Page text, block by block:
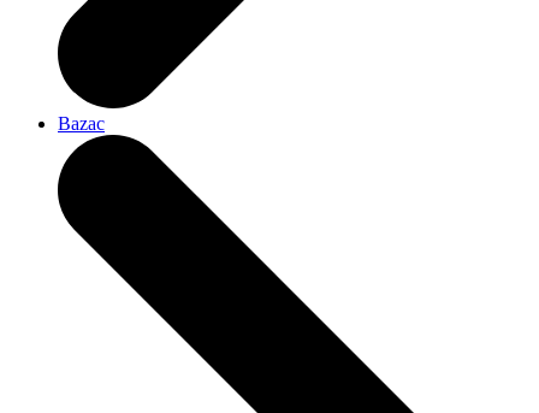
Bazac